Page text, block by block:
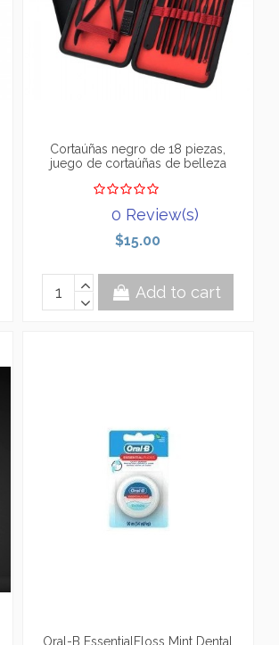
Cortaúñas negro de 18 piezas,
juego de cortaúñas de belleza
0 Review(s)
$15.00
Add to cart
Oral-B EssentialFloss Mint Dental